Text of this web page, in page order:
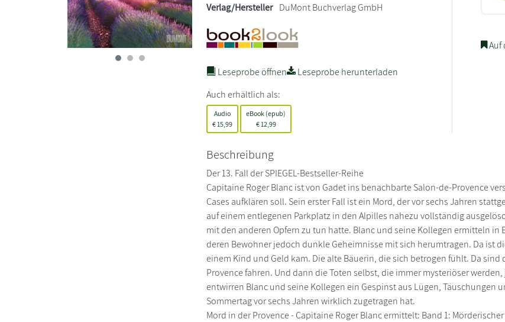
Verlag/Hersteller DuMont Buchverlag GmbH
Leseprobe öffnen
Leseprobe herunterladen
Auch erhältlich als:
Audio
€ 15,99
eBook (epub)
€12,99
Auf
Beschreibung
Der 13. Fall der SPIEGEL-Bestseller-Reihe
Capitaine Roger Blanc ist von Gadet ins benachbarte Salon-de-Provence
Cases aufklären soll. Sein erster Fall ist ein Mord, der vor sechs Jahren
auf einem entlegenen Parkplatz in den Alpilles nahezu vollständig
mit den anderen Opfern zu tun hatte. Blanc und seine Kollegen ermitteln
deren Bewohner jedoch dunkle Geheimnisse mit sich herumtragen. Da ist
einem Kind und Geld kam. Die alte Bäuerin, die sich betrogen fühlt. Da
Provence fahren. Und dann die Toten selbst, die immer mysteriöser
entwirren Blanc und seine Kollegen ein Gespinst aus Lügen, Täuschungen
Sommertag vor sechs Jahren wirklich zugetragen hat.
Mord in der Provence - Capitaine Roger Blanc ermittelt: Band 1: